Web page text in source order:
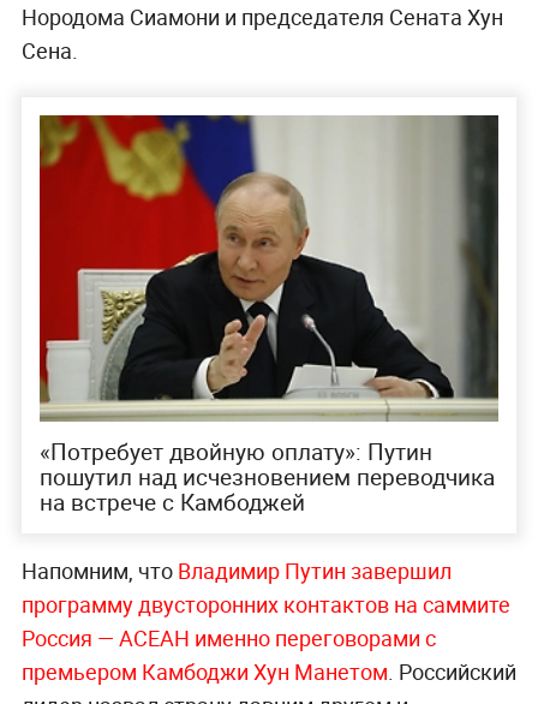
Нородома Сиамони и председателя Сената Хун
Сена.
«Потребует двойную оплату»: Путин
пошутил над исчезновением переводчика
на встрече с Камбоджей
Напомним, что Владимир Путин завершил
программу двусторонних контактов на саммите
Россия — АСЕАН именно переговорами с
премьером Камбоджи Хун Манетом. Российский